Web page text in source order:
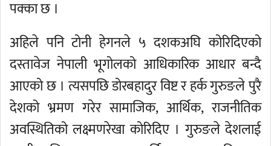
पक्का छ ।
अहिले पनि टोनी हेगनले ५ दशकअघि कोरिदिएको
दस्तावेज नेपाली भूगोलको आधिकारिक आधार बन्दै
आएको छ । त्यसपछि डोरबहादुर विष्ट र हर्क गुरुङले पुरै
देशको भ्रमण गरेर सामाजिक, आर्थिक, राजनीतिक
अवस्थितिको लक्ष्मणरेखा कोरिदिए । गुरुङले देशलाई